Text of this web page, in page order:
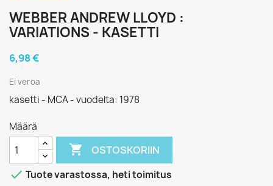
WEBBER ANDREW LLOYD :
VARIATIONS - KASETTI
6,98 €
Ei veroa
kasetti - MCA - vuodelta: 1978
Määrä
 OSTOSKORIIN
 Tuote varastossa, heti toimitus